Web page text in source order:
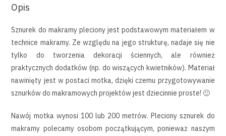
Opis
Sznurek do makramy pleciony jest podstawowym materiałem w
technice makramy. Ze względu na jego strukturę, nadaje się nie
tylko do tworzenia dekoracji ściennych, ale również
praktycznych dodatków (np. do wiszących kwietników). Materiał
nawinięty jest w postaci motka, dzięki czemu przygotowywanie
sznurków do makramowych projektów jest dziecinnie proste! 🙂
Nawój motka wynosi 100 lub 200 metrów. Pleciony sznurek do
makramy polecamy osobom początkującym, ponieważ naszym